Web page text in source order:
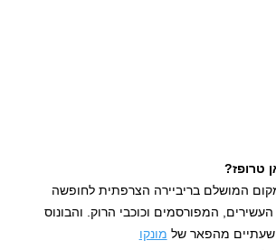
טרופז?
המושלם בריביירה הצרפתית לחופשה
המפורסמים וכוכבי הרוק. והבונוס
שעתיים מהפאר של מונקו